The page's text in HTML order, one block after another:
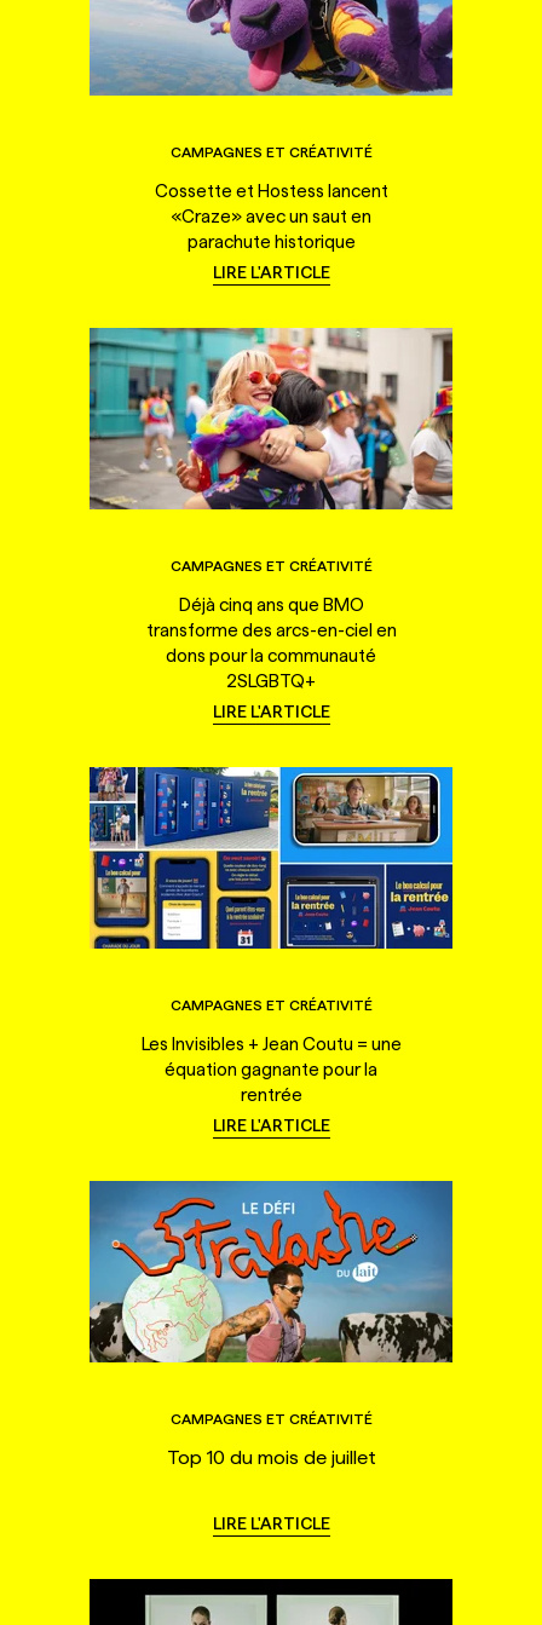
CAMPAGNES ET CRÉATIVITÉ
Cossette et Hostess lancent
«Craze» avec un saut en
parachute historique
LIRE L'ARTICLE
CAMPAGNES ET CRÉATIVITÉ
Déjà cinq ans que BMO
transforme des arcs-en-ciel en
dons pour la communauté
2SLGBTQ+
LIRE L'ARTICLE
CAMPAGNES ET CRÉATIVITÉ
Les Invisibles + Jean Coutu = une
équation gagnante pour la
rentrée
LIRE L'ARTICLE
CAMPAGNES ET CRÉATIVITÉ
Top 10 du mois de juillet
LIRE L'ARTICLE